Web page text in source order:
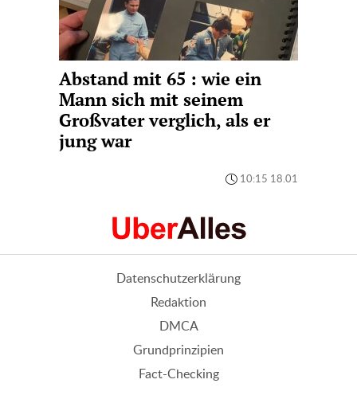
Abstand mit 65 : wie ein
Mann sich mit seinem
Großvater verglich, als er
jung war
10:15 18.01
Datenschutzerklärung
Redaktion
DMCA
Grundprinzipien
Fact-Checking